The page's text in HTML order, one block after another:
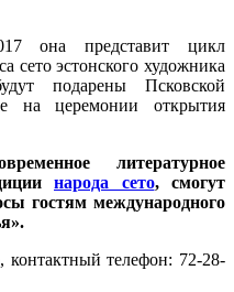
она представит цикл
сето эстонского художника
подарены Псковской
на церемонии открытия
литературное
народа сето, смогут
гостям международного
телефон: 72-28-